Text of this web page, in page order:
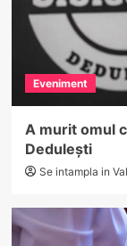
Eveniment
A murit omul
Dedulești
Se intampla in